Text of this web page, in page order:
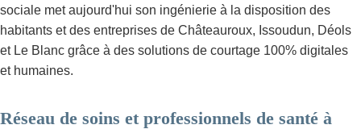
sociale met aujourd'hui son ingénierie à la disposition des
habitants et des entreprises de Châteauroux, Issoudun, Déols
et Le Blanc grâce à des solutions de courtage 100% digitales
et humaines.
Réseau de soins et professionnels de santé à